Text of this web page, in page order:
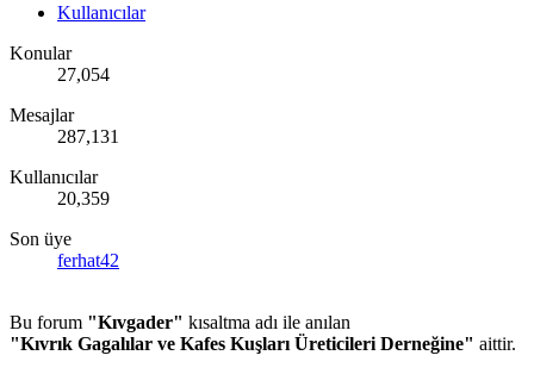
Kullanıcılar
Konular
27,054
Mesajlar
287,131
Kullanıcılar
20,359
Son üye
ferhat42
Bu forum "Kıvgader" kısaltma adı ile anılan
"Kıvrık Gagalılar ve Kafes Kuşları Üreticileri Derneğine" aittir.